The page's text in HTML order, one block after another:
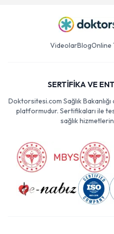
VideolarBlogOnline
SERTİFİKA VE
Doktorsitesi.com Sağlık
platformudur. Sertifikaları ile
sağlık